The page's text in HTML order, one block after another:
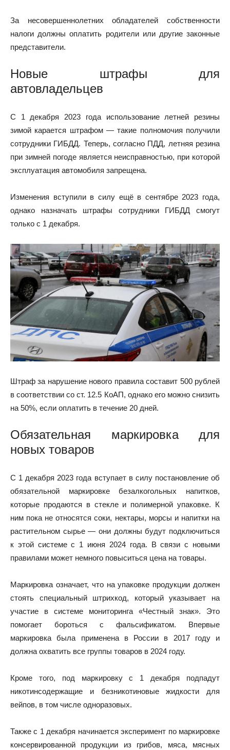
За несовершеннолетних обладателей собственности
налоги должны оплатить родители или другие законные
представители.
Новые штрафы для
автовладельцев
С 1 декабря 2023 года использование летней резины
зимой карается штрафом — такие полномочия получили
сотрудники ГИБДД. Теперь, согласно ПДД, летняя резина
при зимней погоде является неисправностью, при которой
эксплуатация автомобиля запрещена.
Изменения вступили в силу ещё в сентябре 2023 года,
однако назначать штрафы сотрудники ГИБДД смогут
только с 1 декабря.
Штраф за нарушение нового правила составит 500 рублей
в соответствии со ст. 12.5 КоАП, однако его можно снизить
на 50%, если оплатить в течение 20 дней.
Обязательная маркировка для
новых товаров
С 1 декабря 2023 года вступает в силу постановление об
обязательной маркировке безалкогольных напитков,
которые продаются в стекле и полимерной упаковке. К
ним пока не относятся соки, нектары, морсы и напитки на
растительном сырье — они должны будут подключиться
к этой системе с 1 июня 2024 года. В связи с новыми
правилами может немного повыситься цена на товары.
Маркировка означает, что на упаковке продукции должен
стоять специальный штрихкод, который указывает на
участие в системе мониторинга «Честный знак». Это
помогает бороться с фальсификатом. Впервые
маркировка была применена в России в 2017 году и
должна охватить все группы товаров в 2024 году.
Кроме того, под маркировку с 1 декабря подпадут
никотинсодержащие и безникотиновые жидкости для
вейпов, в том числе одноразовых.
Также с 1 декабря начинается эксперимент по маркировке
консервированной продукции из грибов, мяса, мясных